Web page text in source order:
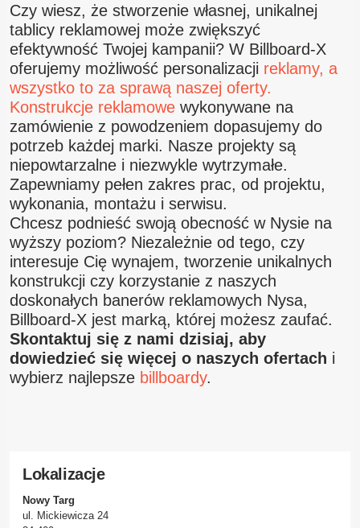
Czy wiesz, że stworzenie własnej, unikalnej
tablicy reklamowej może zwiększyć
efektywność Twojej kampanii? W Billboard-X
oferujemy możliwość personalizacji reklamy, a
wszystko to za sprawą naszej oferty.
Konstrukcje reklamowe wykonywane na
zamówienie z powodzeniem dopasujemy do
potrzeb każdej marki. Nasze projekty są
niepowtarzalne i niezwykle wytrzymałe.
Zapewniamy pełen zakres prac, od projektu,
wykonania, montażu i serwisu.
Chcesz podnieść swoją obecność w Nysie na
wyższy poziom? Niezależnie od tego, czy
interesuje Cię wynajem, tworzenie unikalnych
konstrukcji czy korzystanie z naszych
doskonałych banerów reklamowych Nysa,
Billboard-X jest marką, której możesz zaufać.
Skontaktuj się z nami dzisiaj, aby
dowiedzieć się więcej o naszych ofertach i
wybierz najlepsze billboardy.
Lokalizacje
Nowy Targ
ul. Mickiewicza 24